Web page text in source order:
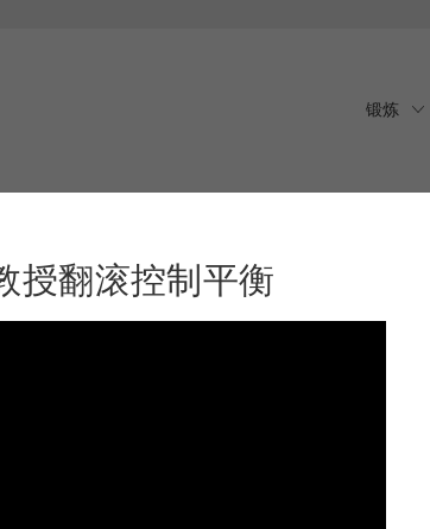
锻炼
翻滚控制平衡
授翻滚控制平衡